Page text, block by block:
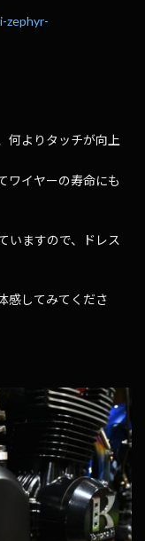
zephyr-
何よりタッチが向上
ワイヤーの寿命にも
いますので、ドレス
感してみてくださ